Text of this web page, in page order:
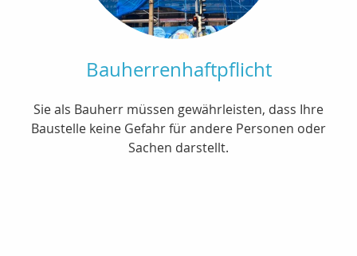
Bauherrenhaftpflicht
Sie als Bauherr müssen gewährleisten, dass Ihre
Baustelle keine Gefahr für andere Personen oder
Sachen darstellt.